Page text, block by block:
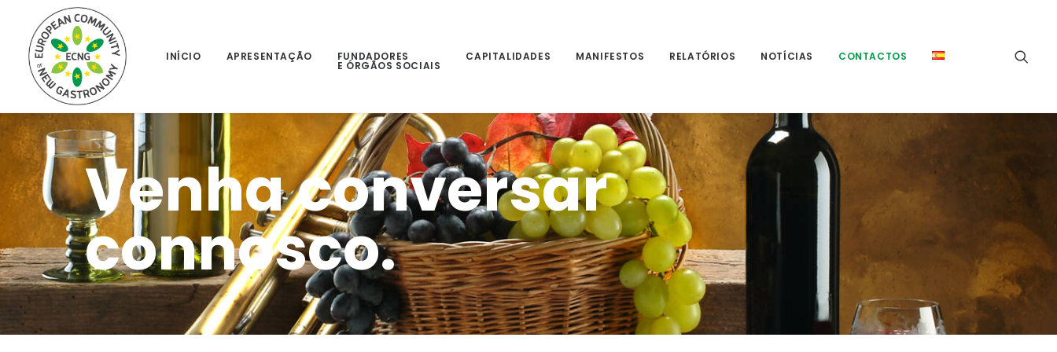
INÍCIO APRESENTAÇÃO FUNDADORES
E ÓRGÃOS SOCIAIS
CAPITALIDADES MANIFESTOS RELATÓRIOS NOTÍCIAS CONTACTOS
Venha conversar
connosco.